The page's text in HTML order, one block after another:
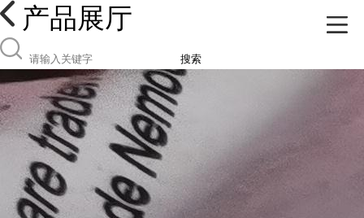
产品展厅
搜索